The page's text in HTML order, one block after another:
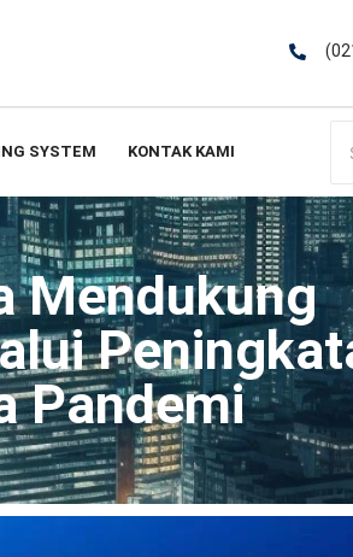
SYSTEM KONTAK KAMI
Mendukung
Pandemi